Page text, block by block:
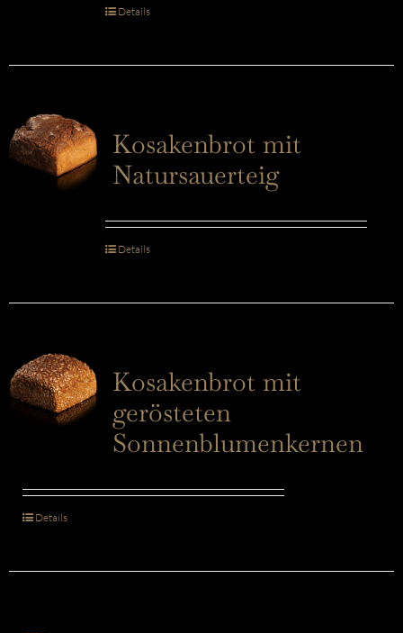
Details
Kosakenbrot mit
Natursauerteig
Details
Kosakenbrot mit
gerösteten
Sonnenblumenkernen
Details